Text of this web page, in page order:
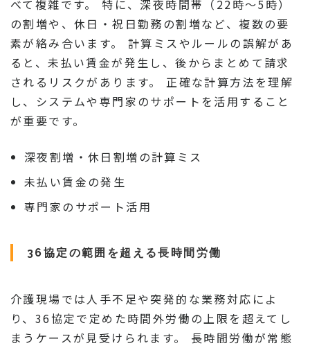
べて複雑です。 特に、深夜時間帯（22時～5時）
の割増や、休日・祝日勤務の割増など、複数の要
素が絡み合います。 計算ミスやルールの誤解があ
ると、未払い賃金が発生し、後からまとめて請求
されるリスクがあります。 正確な計算方法を理解
し、システムや専門家のサポートを活用すること
が重要です。
深夜割増・休日割増の計算ミス
未払い賃金の発生
専門家のサポート活用
36協定の範囲を超える長時間労働
介護現場では人手不足や突発的な業務対応によ
り、36協定で定めた時間外労働の上限を超えてし
まうケースが見受けられます。 長時間労働が常態